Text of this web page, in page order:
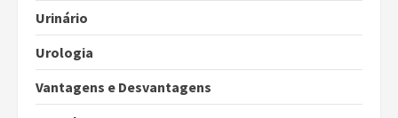
Urinário
Urologia
Vantagens e Desvantagens